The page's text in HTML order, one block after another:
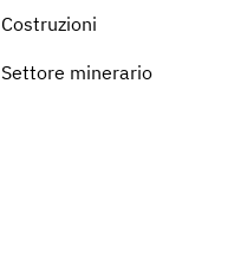
Costruzioni
Settore minerario